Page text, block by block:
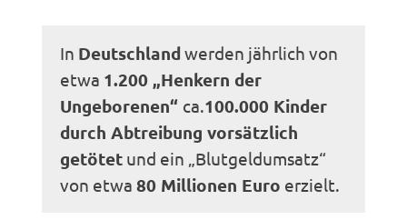
In Deutschlandwerden jährlich von
etwa 1.200 „Henkern der
Ungeborenen“ ca.100.000 Kinder
durch Abtreibung vorsätzlich
getötet und ein „Blutgeldumsatz“
von etwa80 Millionen Euro erzielt.